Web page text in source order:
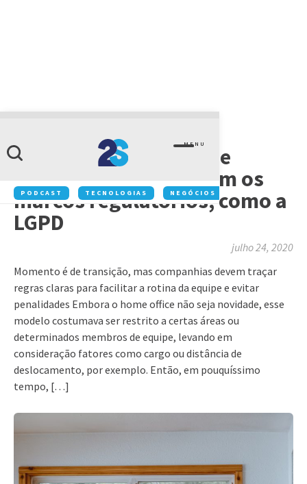
MENU
PODCAST TECNOLOGIAS NEGÓCIOS
Consolidação do home
office: os cuidados com os
marcos regulatórios, como a
LGPD
julho 24, 2020
Momento é de transição, mas companhias devem traçar
regras claras para facilitar a rotina da equipe e evitar
penalidades Embora o home office não seja novidade, esse
modelo costumava ser restrito a certas áreas ou
determinados membros de equipe, levando em
consideração fatores como cargo ou distância de
deslocamento, por exemplo. Então, em pouquíssimo
tempo, […]